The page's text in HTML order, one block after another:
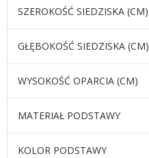
SZEROKOŚĆ SIEDZISKA (CM)
GŁĘBOKOŚĆ SIEDZISKA (CM)
WYSOKOŚĆ OPARCIA (CM)
MATERIAŁ PODSTAWY
KOLOR PODSTAWY